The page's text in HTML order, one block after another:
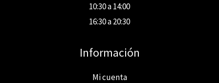
10:30 a 14:00
16:30 a 20:30
Información
Mi cuenta